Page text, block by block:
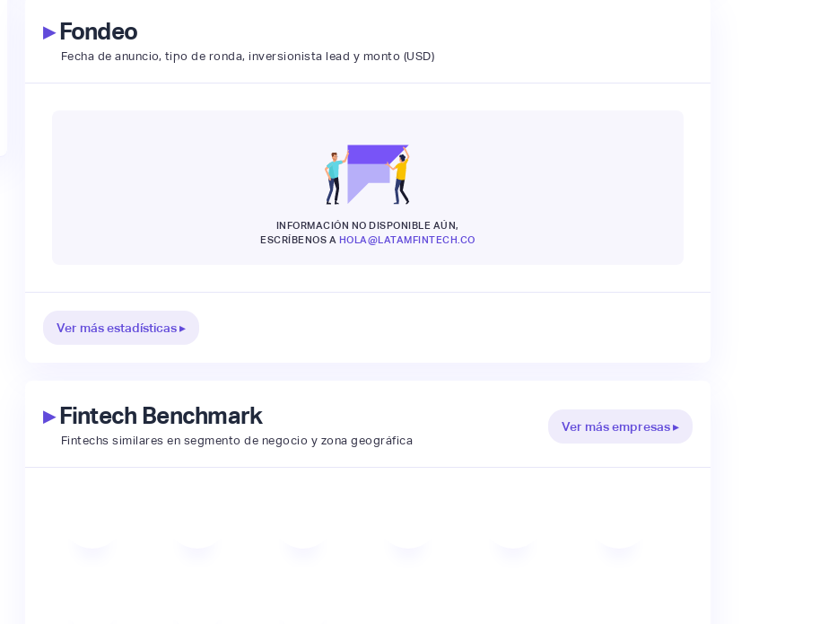
▸Fondeo
Fecha de anuncio, tipo de ronda, inversionista lead y monto (USD)
INFORMACIÓN NO DISPONIBLE AÚN,
ESCRÍBENOS A HOLA@LATAMFINTECH.CO
Ver más estadísticas ▸
▸Fintech Benchmark
Fintechs similares en segmento de negocio y zona geográfica
Ver más empresas ▸